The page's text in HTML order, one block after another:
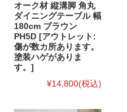
オーク材 縦溝脚 角丸
ダイニングテーブル 幅
180cm ブラウン
PH5D [アウトレット:
傷が数カ所あります。
塗装ハゲがありま
す。]
¥14,800(税込)